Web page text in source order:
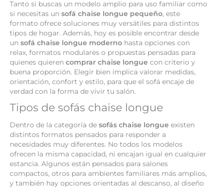
Tanto si buscas un modelo amplio para uso familiar como
si necesitas un sofá chaise longue pequeño, este
formato ofrece soluciones muy versátiles para distintos
tipos de hogar. Además, hoy es posible encontrar desde
un sofá chaise longue moderno hasta opciones con
relax, formatos modulares o propuestas pensadas para
quienes quieren comprar chaise longue con criterio y
buena proporción. Elegir bien implica valorar medidas,
orientación, confort y estilo, para que el sofá encaje de
verdad con la forma de vivir tu salón.
Tipos de sofás chaise longue
Dentro de la categoría de sofás chaise longue existen
distintos formatos pensados para responder a
necesidades muy diferentes. No todos los modelos
ofrecen la misma capacidad, ni encajan igual en cualquier
estancia. Algunos están pensados para salones
compactos, otros para ambientes familiares más amplios,
y también hay opciones orientadas al descanso, al diseño